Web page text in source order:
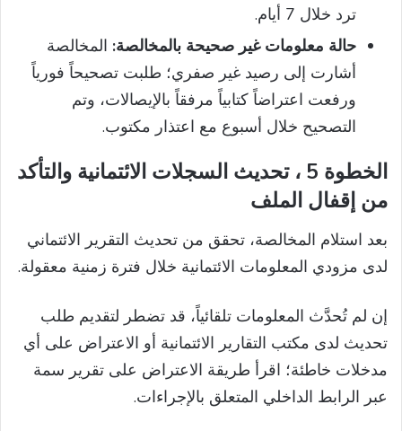
ترد خلال 7 أيام.
حالة معلومات غير صحيحة بالمخالصة: المخالصة
أشارت إلى رصيد غير صفري؛ طلبت تصحيحاً فورياً
ورفعت اعتراضاً كتابياً مرفقاً بالإيصالات، وتم
التصحيح خلال أسبوع مع اعتذار مكتوب.
الخطوة 5 ، تحديث السجلات الائتمانية والتأكد
من إقفال الملف
بعد استلام المخالصة، تحقق من تحديث التقرير الائتماني
لدى مزودي المعلومات الائتمانية خلال فترة زمنية معقولة.
إن لم تُحدَّث المعلومات تلقائياً، قد تضطر لتقديم طلب
تحديث لدى مكتب التقارير الائتمانية أو الاعتراض على أي
مدخلات خاطئة؛ اقرأ طريقة الاعتراض على تقرير سمة
عبر الرابط الداخلي المتعلق بالإجراءات.